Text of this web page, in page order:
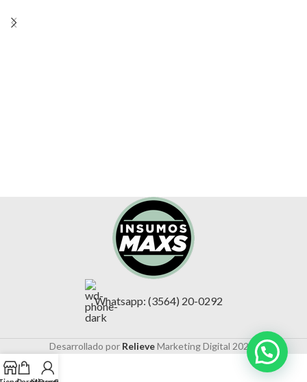
Whatsapp: (3564) 20-0292
Desarrollado por RelieveMarketing Digital 2025 .